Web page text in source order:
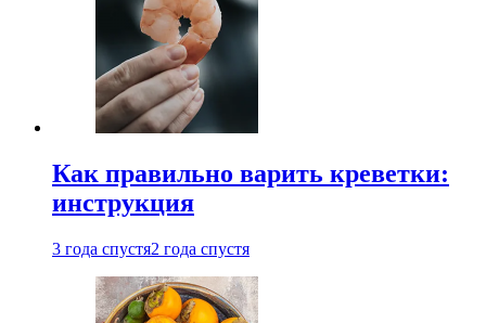
Как правильно варить креветки:
инструкция
3 года спустя2 года спустя